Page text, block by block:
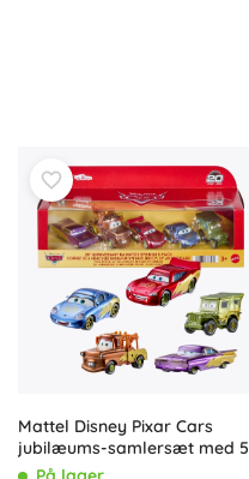
Mattel Disney Pixar Cars
jubilæums-samlersæt med 5
metalbiler til 20-års jubilæet